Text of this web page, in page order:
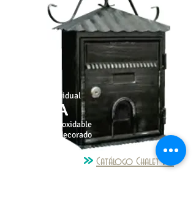
Modelo Indibidual
FORJA
Acero inoxidable
pintado y decorado
Catálogo Chalet BTV